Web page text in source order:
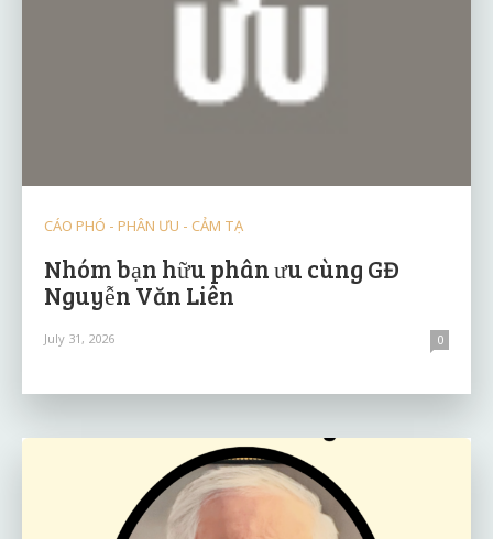
CÁO PHÓ - PHÂN ƯU - CẢM TẠ
Nhóm bạn hữu phân ưu cùng GĐ
Nguyễn Văn Liên
July 31, 2026 0